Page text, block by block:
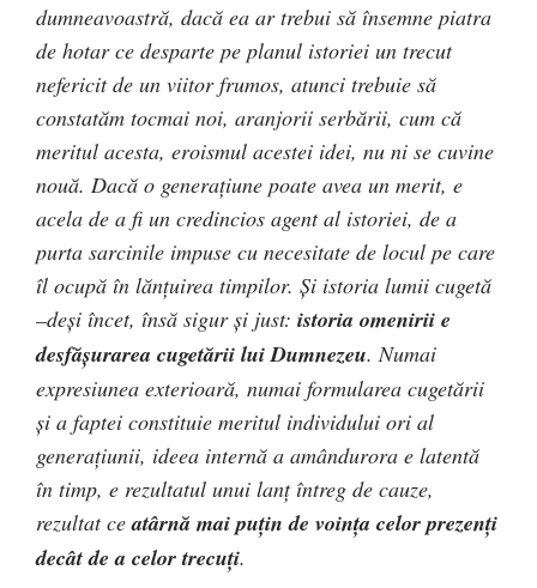
dumneavoastră, dacă ea ar trebui să însemne piatra
de hotar ce desparte pe planul istoriei un trecut
nefericit de un viitor frumos, atunci trebuie să
constatăm tocmai noi, aranjorii serbării, cum că
meritul acesta, eroismul acestei idei, nu ni se cuvine
nouă. Dacă o generaţiune poate avea un merit, e
acela de a fi un credincios agent al istoriei, de a
purta sarcinile impuse cu necesitate de locul pe care
îl ocupă în lănţuirea timpilor. Şi istoria lumii cugetă
–deşi încet, însă sigur şi just: istoria omenirii e
desfăşurarea cugetării lui Dumnezeu. Numai
expresiunea exterioară, numai formularea cugetării
şi a faptei constituie meritul individului ori al
generaţiunii, ideea internă a amândurora e latentă
în timp, e rezultatul unui lanţ întreg de cauze,
rezultat ceatârnă mai puţin de voinţa celor prezenţi
decât de a celor trecuţi.